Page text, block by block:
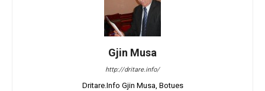
Gjin Musa
http://dritare.info/
Dritare.Info Gjin Musa, Botues